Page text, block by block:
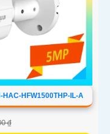
HFW1500THP-IL-A
₫